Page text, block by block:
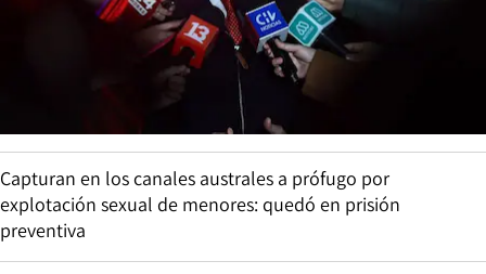
Capturan en los canales australes a prófugo por
explotación sexual de menores: quedó en prisión
preventiva